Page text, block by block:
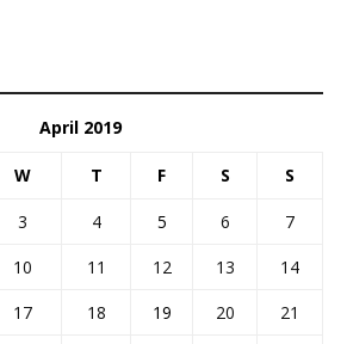
April 2019
W T F S S
3 4 5 6
7
10 11 12 13
14
17 18 19 20
21